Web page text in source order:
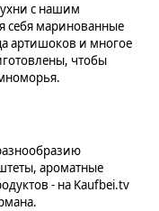
с нашим
себя маринованные
артишоков и многое
чтобы
ароматные
- на Kaufbei.tv